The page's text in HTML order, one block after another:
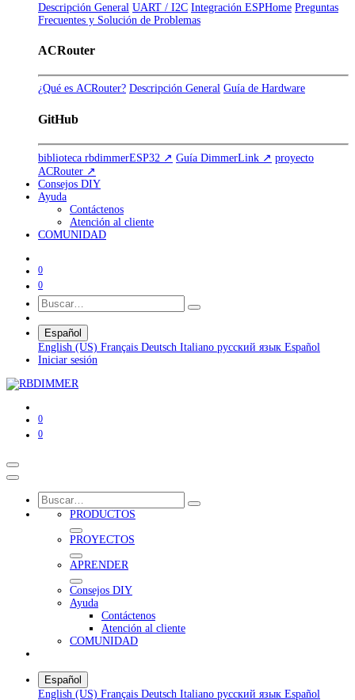
Descripción General UART / I2C Integración ESPHome Preguntas
Frecuentes y Solución de Problemas
ACRouter
¿Qué es ACRouter? Descripción General Guía de Hardware
GitHub
biblioteca rbdimmerESP32 ↗ Guía DimmerLink ↗ proyecto
ACRouter ↗
Consejos DIY
Ayuda
Contáctenos
Atención al cliente
COMUNIDAD
0
0
Español
English (US) Français Deutsch Italiano русский язык Español
Iniciar sesión
0
0
PRODUCTOS
PROYECTOS
APRENDER
Consejos DIY
Ayuda
Contáctenos
Atención al cliente
COMUNIDAD
Español
English (US) Français Deutsch Italiano русский язык Español